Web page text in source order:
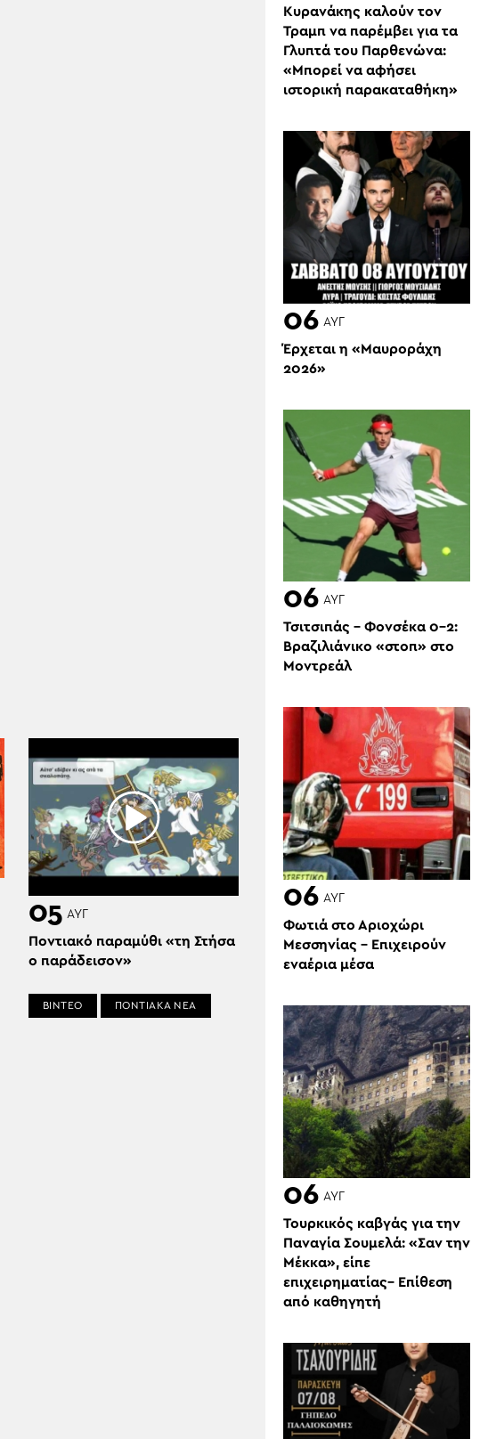
05 ΑΥΓ
Ποντιακό παραμύθι «τη Στήσα
ο παράδεισον»
ΒΙΝΤΕΟ ΠΟΝΤΙΑΚΑ ΝΕΑ
Κυρανάκης καλούν τον
Τραμπ να παρέμβει για τα
Γλυπτά του Παρθενώνα:
«Μπορεί να αφήσει
ιστορική παρακαταθήκη»
06 ΑΥΓ
Έρχεται η «Μαυροράχη
2026»
06 ΑΥΓ
Τσιτσιπάς – Φονσέκα 0-2:
Βραζιλιάνικο «στοπ» στο
Μοντρεάλ
06 ΑΥΓ
Φωτιά στο Αριοχώρι
Μεσσηνίας – Επιχειρούν
εναέρια μέσα
06 ΑΥΓ
Τουρκικός καβγάς για την
Παναγία Σουμελά: «Σαν την
Μέκκα», είπε
επιχειρηματίας– Επίθεση
από καθηγητή